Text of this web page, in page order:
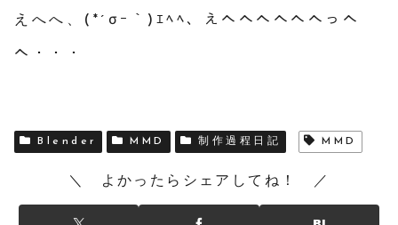
えへへ、(*´σｰ｀)ｴﾍﾍ、えへへへへへへっへ
へ・・・
Blender MMD 制作過程日記 MMD
＼ よかったらシェアしてね！ ／